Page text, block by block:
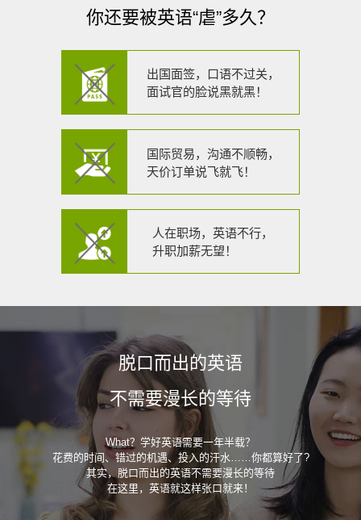
你还要被英语“虐”多久？
出国面签，口语不过关，
面试官的脸说黑就黑！
国际贸易，沟通不顺畅，
天价订单说飞就飞！
人在职场，英语不行，
升职加薪无望！
脱口而出的英语
不需要漫长的等待
What？学好英语需要一年半载？
花费的时间、错过的机遇、投入的汗水……你都算好了?
其实，脱口而出的英语不需要漫长的等待
在这里，英语就这样张口就来！